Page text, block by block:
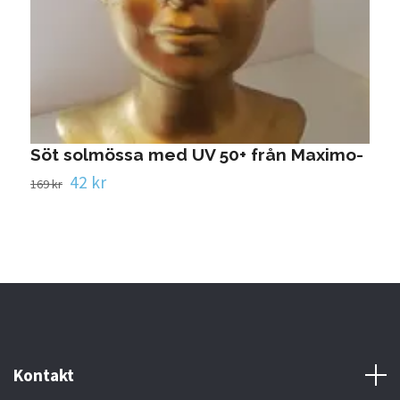
Söt solmössa med UV 50+ från Maximo-
169 kr 42 kr
Kontakt